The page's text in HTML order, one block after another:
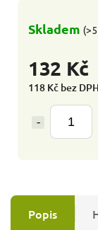
132 Kč
118 Kč bez DPH
Skladem
Popis